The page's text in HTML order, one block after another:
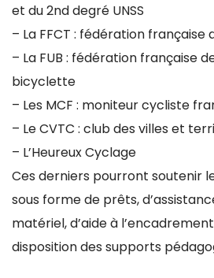
et du 2nd degré UNSS
– La FFCT : fédération
– La FUB : fédération française
bicyclette
– Les MCF : moniteur cycliste
– Le CVTC : club des villes et
– L’Heureux Cyclage
Ces derniers pourront soutenir
sous forme de prêts,
matériel, d’aide à
disposition des supports